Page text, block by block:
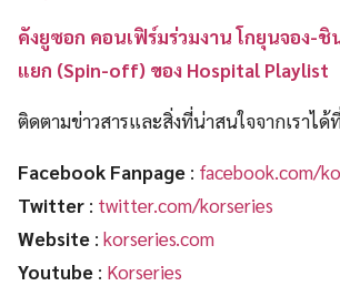
คังยูซอก คอนเฟิร์มร่วมงาน โกยุนจอง-
แยก (Spin-off) ของ Hospital Playlist
ติดตามข่าวสารและสิ่งที่น่าสนใจจากเราได้
Facebook Fanpage : facebook.com/
Twitter : twitter.com/korseries
Website : korseries.com
Youtube : Korseries